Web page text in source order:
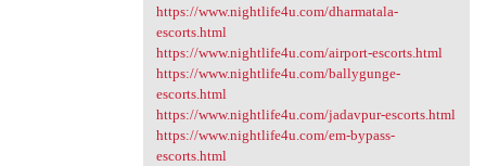
https://www.nightlife4u.com/dharmatala-
escorts.html
https://www.nightlife4u.com/airport-escorts.html
https://www.nightlife4u.com/ballygunge-
escorts.html
https://www.nightlife4u.com/jadavpur-escorts.html
https://www.nightlife4u.com/em-bypass-
escorts.html